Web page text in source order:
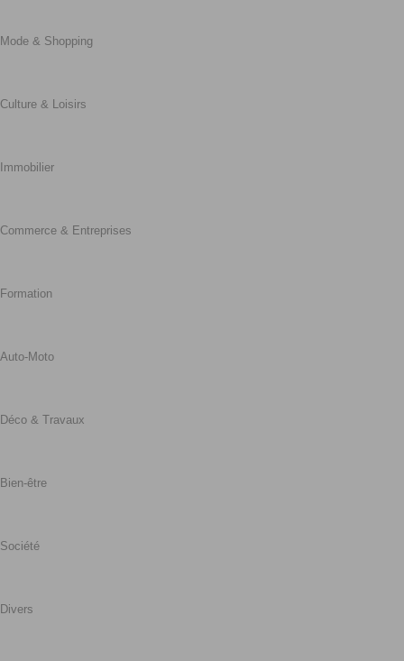
Mode & Shopping
Culture & Loisirs
Immobilier
Commerce & Entreprises
Formation
Auto-Moto
Déco & Travaux
Bien-être
Société
Divers